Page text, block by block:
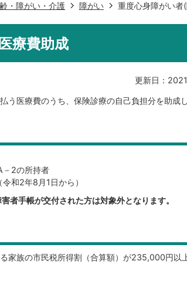
・障がい・介護 障がい 重度心身障がい者
療費助成
更新日：
う医療費のうち、保険診療の自己負担分を助成し
－2の所持者
和2年8月1日から）
者手帳が交付された方は対象外となります。
家族の市民税所得割（合算額）が235,000円以